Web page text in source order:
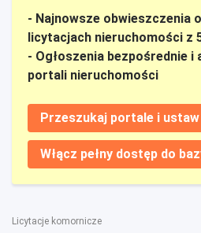
- Najnowsze obwieszczenia
licytacjach nieruchomości z
- Ogłoszenia bezpośrednie i
portali nieruchomości
Przeszukaj portale i
Włącz pełny dostęp do
Licytacje komornicze